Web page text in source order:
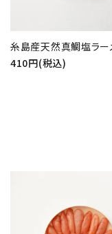
糸島産天然真鯛塩ラー
410円(税込)